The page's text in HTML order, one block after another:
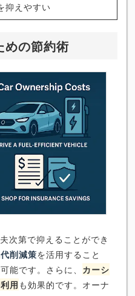
抑えやすい
めの節約術
次第で抑えることができ
削減策を活用すること
能です。さらに、 カーシ
用 も効果的です。オーナ